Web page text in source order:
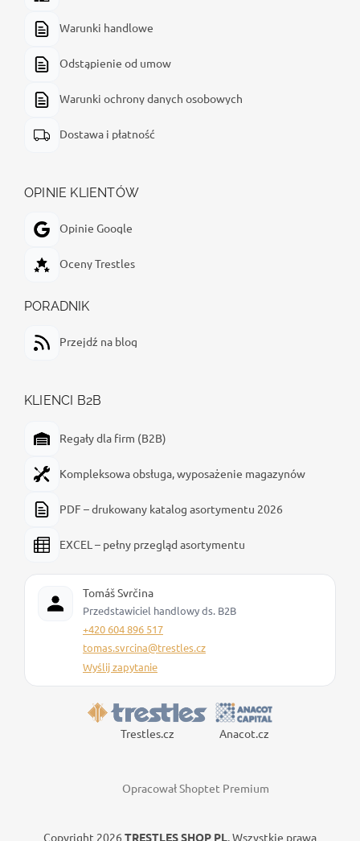
Warunki handlowe
Odstąpienie od umow
Warunki ochrony danych osobowych
Dostawa i płatność
OPINIE KLIENTÓW
Opinie Google
Oceny Trestles
PORADNIK
Przejdź na blog
KLIENCI B2B
Regały dla firm (B2B)
Kompleksowa obsługa, wyposażenie magazynów
PDF – drukowany katalog asortymentu 2026
EXCEL – pełny przegląd asortymentu
Tomáš Svrčina
Przedstawiciel handlowy ds. B2B
+420 604 896 517
tomas.svrcina@trestles.cz
Wyślij zapytanie
Trestles.cz Anacot.cz
Opracował Shoptet Premium
Copyright 2026 TRESTLES SHOP PL . Wszystkie prawa